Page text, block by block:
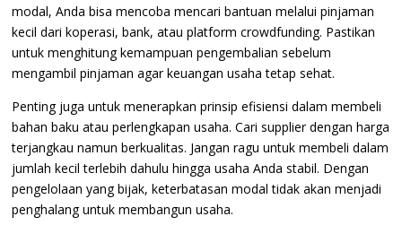
modal, Anda bisa mencoba mencari bantuan melalui pinjaman
kecil dari koperasi, bank, atau platform crowdfunding. Pastikan
untuk menghitung kemampuan pengembalian sebelum
mengambil pinjaman agar keuangan usaha tetap sehat.
Penting juga untuk menerapkan prinsip efisiensi dalam membeli
bahan baku atau perlengkapan usaha. Cari supplier dengan harga
terjangkau namun berkualitas. Jangan ragu untuk membeli dalam
jumlah kecil terlebih dahulu hingga usaha Anda stabil. Dengan
pengelolaan yang bijak, keterbatasan modal tidak akan menjadi
penghalang untuk membangun usaha.